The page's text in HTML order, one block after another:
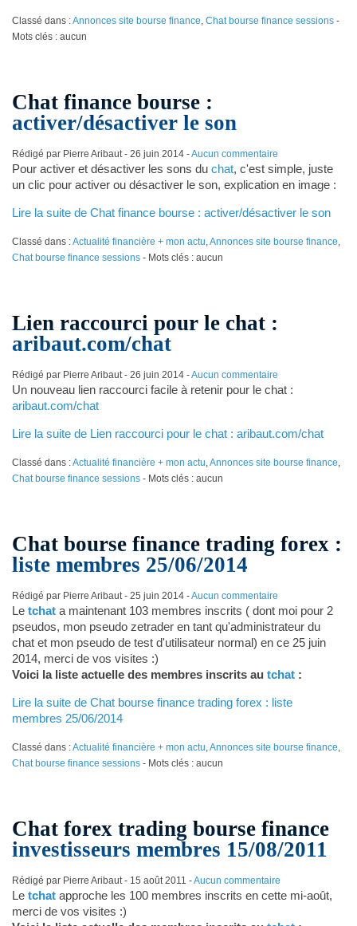
Classé dans :Annonces site bourse finance, Chat bourse finance sessions-
Mots clés : aucun
Chat finance bourse :
activer/désactiver le son
Rédigé par Pierre Aribaut - 26 juin 2014-Aucun commentaire
Pour activer et désactiver les sons du chat, c'est simple, juste
un clic pour activer ou désactiver le son, explication en image :
Lire la suite de Chat finance bourse : activer/désactiver le son
Classé dans :Actualité financière + mon actu,Annonces site bourse finance,
Chat bourse finance sessions- Mots clés : aucun
Lien raccourci pour le chat :
aribaut.com/chat
Rédigé par Pierre Aribaut - 26 juin 2014-Aucun commentaire
Un nouveau lien raccourci facile à retenir pour le chat :
aribaut.com/chat
Lire la suite de Lien raccourci pour le chat : aribaut.com/chat
Classé dans :Actualité financière + mon actu,Annonces site bourse finance,
Chat bourse finance sessions- Mots clés : aucun
Chat bourse finance trading forex :
liste membres 25/06/2014
Rédigé par Pierre Aribaut - 25 juin 2014-Aucun commentaire
Le tchata maintenant 103 membres inscrits ( dont moi pour 2
pseudos, mon pseudo zetrader en tant qu'administrateur du
chat et mon pseudo de test d'utilisateur normal) en ce 25 juin
2014, merci de vos visites :)
Voici la liste actuelle des membres inscrits au tchat:
Lire la suite de Chat bourse finance trading forex : liste
membres 25/06/2014
Classé dans :Actualité financière + mon actu Annonces site bourse finance
Chat bourse finance sessions- Mots clés : aucun
Chat forex trading bourse finance
investisseurs membres 15/08/2011
Rédigé par Pierre Aribaut - 15 août 2011 -Aucun commentaire
Le tchatapproche les 100 membres inscrits en cette mi-août,
merci de vos visites :)